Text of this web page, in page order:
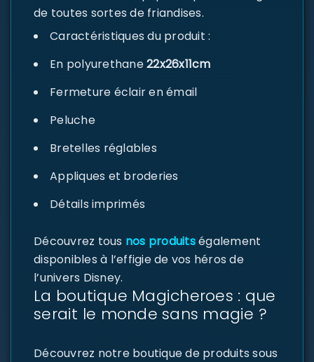
de toutes sortes de friandises.
Caractéristiques du produit :
En polyurethane22x26x11cm
Fermeture éclair en émail
Peluche
Bretelles réglables
Appliques et broderies
Détails imprimés
Découvrez tous nos produitségalement
disponibles à l’effigie de vos héros de
l’univers Disney.
La boutique Magicheroes : que
serait le monde sans magie ?
Découvrez notre boutique de produits sous